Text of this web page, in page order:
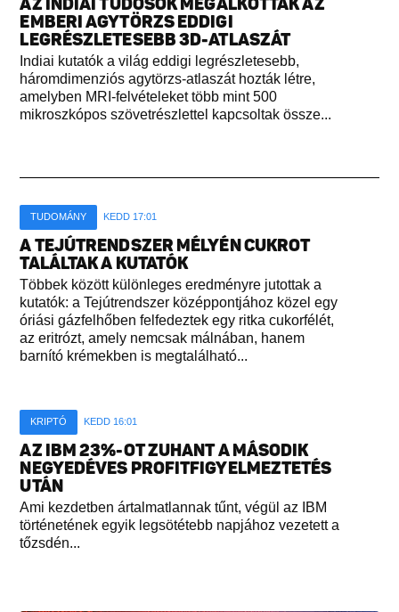
EMBERI AGYTÖRZS EDDIGI
LEGRÉSZLETESEBB 3D-ATLASZÁT
Indiai kutatók a világ eddigi legrészletesebb,
háromdimenziós agytörzs-atlaszát hozták létre,
amelyben MRI-felvételeket több mint 500
mikroszkópos szövetrészlettel kapcsoltak össze...
TUDOMÁNY KEDD 17:01
A TEJÚTRENDSZER MÉLYÉN CUKROT
TALÁLTAK A KUTATÓK
Többek között különleges eredményre jutottak a
kutatók: a Tejútrendszer középpontjához közel egy
óriási gázfelhőben felfedeztek egy ritka cukorfélét,
az eritrózt, amely nemcsak málnában, hanem
barnító krémekben is megtalálható...
KRIPTÓ KEDD 16:01
AZ IBM 23%-OT ZUHANT A MÁSODIK
NEGYEDÉVES PROFITFIGYELMEZTETÉS
UTÁN
Ami kezdetben ártalmatlannak tűnt, végül az IBM
történetének egyik legsötétebb napjához vezetett a
tőzsdén...